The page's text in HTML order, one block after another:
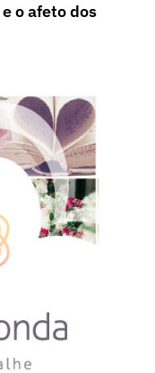
o afeto dos